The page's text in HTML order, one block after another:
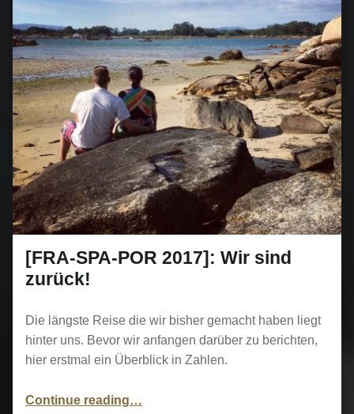
[FRA-SPA-POR 2017]: Wir sind
zurück!
Die längste Reise die wir bisher gemacht haben liegt
hinter uns. Bevor wir anfangen darüber zu berichten,
hier erstmal ein Überblick in Zahlen.
Continue reading…